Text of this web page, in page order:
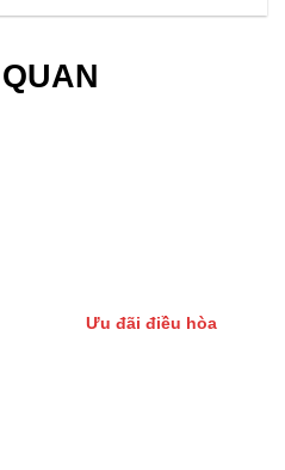
Ưu đãi điều hòa